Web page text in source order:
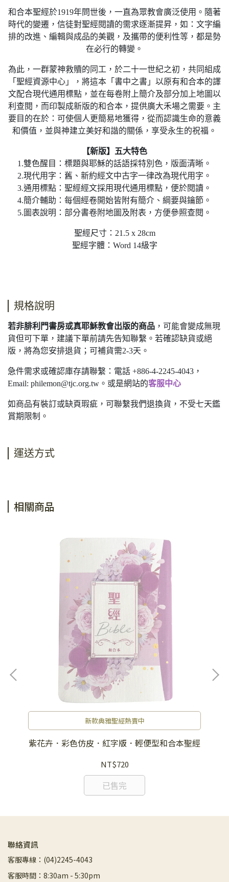
和合本聖經於1919年問世後，一直為眾教會廣泛使用。隨著
時代的變遷，信徒對聖經閱讀的需求逐漸提昇，如：文字編
排的改進、編輯與成品的美觀，及攜帶的便利性等，都是勢
在必行的轉變。
為此，一群蒙神救贖的同工，於二十一世紀之初，共同組成
「聖經資源中心」，將這本「書中之書」以原有和合本的譯
文配合現代通用標點，並在每卷附上簡介及部分加上地圖以
利查閱，而印製成新版的和合本，提供廣大禾場之需要。主
要目的在於：可使個人更簡易地獲得，從而認識生命的意義
和價值，並與神建立美好和諧的關係，享受永生的祝福。
【新版】五大特色
1.雙色醒目：標題與耶穌的話語採特別色，版面清晰。
2.現代用字：舊、新約經文中古字一律改為現代用字。
3.通用標點：聖經經文採用現代通用標點，便於閱讀。
4.簡介輔助：每個經卷開始皆附有簡介、綱要與鑰節。
5.圖表說明：部分書卷附地圖及附表，方便參照查閱。
聖經尺寸：21.5 x 28cm
聖經字體：Word 14級字
規格說明
若非腓利門書房或真耶穌教會出版的商品 ，可能會變成無現
貨但可下單，建議下單前請先告知聯繫。若確認缺貨或絕
版，將為您安排退貨；可補貨需2-3天。
急件需求或確認庫存請聯繫：電話 +886-4-2245-4043，
Email: philemon@tjc.org.tw 。或是網站的客服中心
如商品有裝訂或缺頁瑕疵，可聯繫我們退換貨，不受七天鑑
賞期限制。
運送方式
相關商品
新款典雅聖經熱賣中
紫花卉．彩色仿皮．紅字版．輕便型和合本聖經
NT$720
已售完
聯絡資訊
客服專線：(04)2245-4043
客服時間：8:30am - 5:30pm